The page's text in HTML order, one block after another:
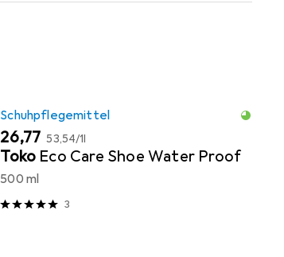
Schuhpflegemittel
EUR
26,77 EUR
53,54/1l
Toko Eco Care Shoe Water Proof
500 ml
3